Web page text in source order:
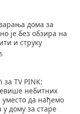
дома за
је без обзира на
и струку
TV PINK:
небитних
да нађемо
дому за старе